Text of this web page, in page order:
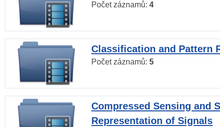
Počet záznamů: 4
Classification and Pattern
Počet záznamů: 5
Compressed Sensing and
Representation of Signals